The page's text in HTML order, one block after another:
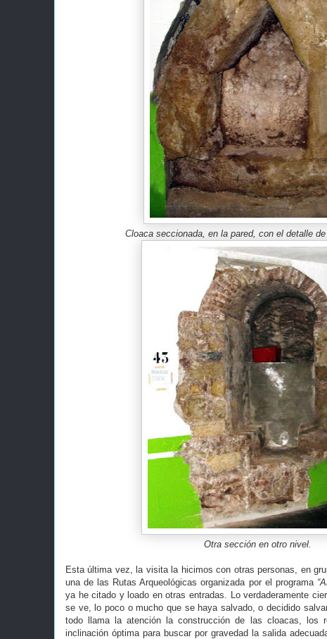
Cloaca seccionada, en la pared, con el detalle
Otra sección en otro nivel.
Esta última vez, la visita la hicimos con otras personas, en
una de las Rutas Arqueológicas organizada por el programa
ya he citado y loado en otras entradas. Lo verdaderamente
se ve, lo poco o mucho que se haya salvado, o decidido
todo llama la atención la construcción de las cloacas, los
inclinación óptima para buscar por gravedad la salida